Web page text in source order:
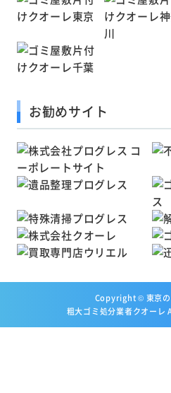
お勧めサイト
Copyright © 東京
粗大ゴミ処分業者クオーレ